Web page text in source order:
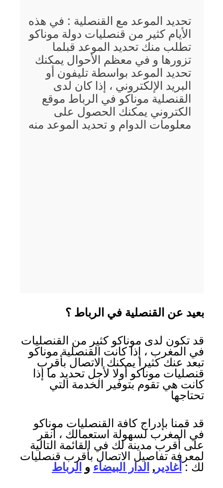
تحديد الموعد مع القنصلية : في هذه
الأيام كثير من قنصليات دولة موناكو
تطلب منك تحديد الموعد قبلما
تزورها و في معظم الأحوال يمكنك
تحديد الموعد بواسطة تليفون أو
البريد الإلكتروني ، إذا كان لدى
القنصلية موناكو في الرباط موقع
الكتروني يمكنك الحصول على
معلومات الدوام و تحديد الموعد منه
بعيد عن القنصلية في الرباط ؟
قد تكون لدى موناكو كثير من القنصليات
في المغرب ، إذا كانت القنصلية موناكو
تبعد عنك كثيرا يمكنك الاتصال بأقرب
قنصليات موناكو أولا لأجل تحديد ما إذا
كانت هي تقوم بتوفير الخدمة التي
تحتاجها
قد قمنا بإدراج كافة القنصليات موناكو
في المغرب لسهولة استعمالك ، انقر
على أقرب مدينة لك في القائمة التالية
لمعرفة تفاصيل الاتصال بأقرب قنصليات
لك :أغادير, الدار البيضاء و الرباط